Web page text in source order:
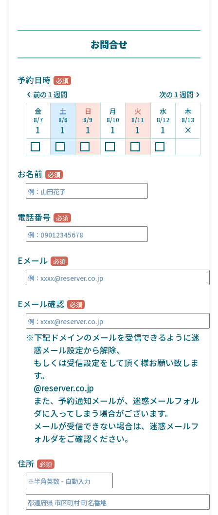
お問合せ
予約日時
前の１週間
次の１週間
金
8/7
1
土
8/8
1
日
8/9
1
月
8/10
1
火
8/11
1
水
8/12
1
木
8/13
×
お名前
電話番号
Eメール
Eメール確認
※下記ドメインのメールを受信できるように迷
惑メール設定から解除、
もしくは受信設定をして頂く様お願い致しま
す。
@reserver.co.jp
また、予約通知メールが、迷惑メールフォル
ダに入ってしまう場合がございます。
メールが受信できない場合は、迷惑メールフ
ォルダをご確認ください。
住所